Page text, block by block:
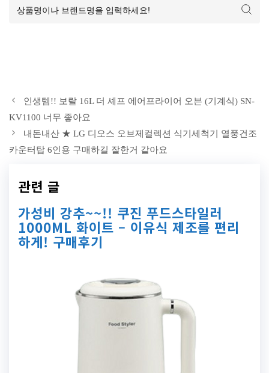
인생템!! 보랄 16L 더 셰프 에어프라이어 오븐 (기계식) SN-
KV1100 너무 좋아요
내돈내산 ★ LG 디오스 오브제컬렉션 식기세척기 열풍건조
카운터탑 6인용 구매하길 잘한거 같아요
관련 글
가성비 강추~~!! 쿠진 푸드스타일러
1000ML 화이트 – 이유식 제조를 편리
하게! 구매후기